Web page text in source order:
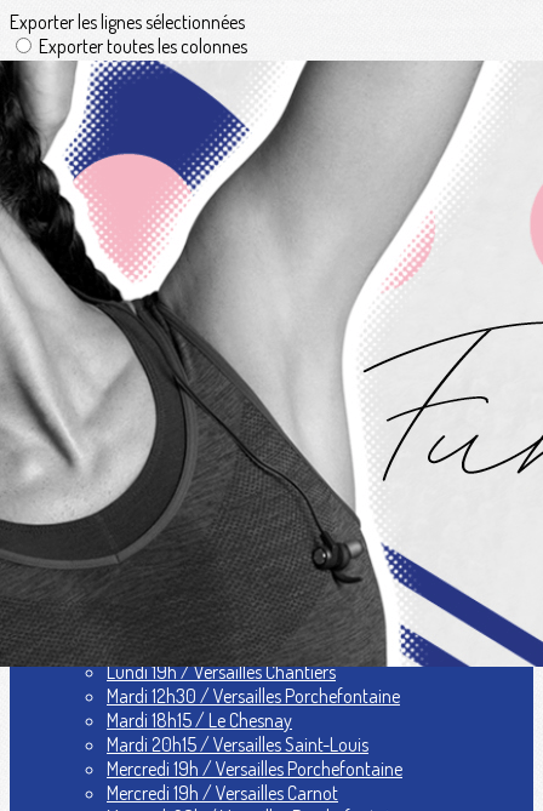
Exporter les lignes sélectionnées
Exporter toutes les colonnes
Exporter uniquement les colonnes affichées
Menu
Présentation
Tarifs
Accès et contact
Ajoutez un logo, un bouton, des réseaux sociaux
Cliquez pour éditer
L'Association
Présentation
Tarifs
Accès et contact
Actualités
▴▾
L'équipe▴▾
L'équipe Associative
L'équipe Sportive
L'équipe d'Accueil
Planning 2026-2027 ▴ ▾
Lundi 19h / Versailles Chantiers
Mardi 12h30 / Versailles Porchefontaine
Mardi 18h15 / Le Chesnay
Mardi 20h15 / Versailles Saint-Louis
Mercredi 19h / Versailles Porchefontaine
Mercredi 19h / Versailles Carnot